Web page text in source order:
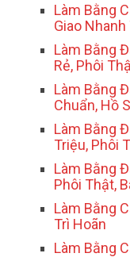
Làm Bằng
Giao
Làm Bằng
Rẻ, Phôi
Làm Bằng
Chuẩn, Hồ
Làm Bằng
Triệu, Phôi
Làm Bằng
Phôi Thật,
Làm Bằng
Trì Hoãn
Làm Bằng